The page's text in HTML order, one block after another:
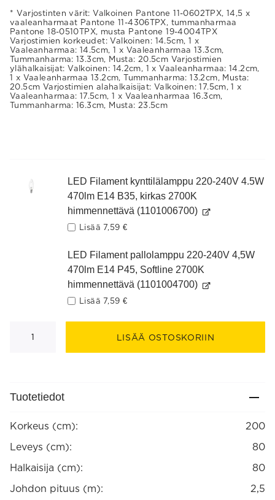
Varjostinten värit: Valkoinen Pantone 11-0602TPX, 14,5 x
vaaleanharmaat Pantone 11-4306TPX, tummanharmaa
Pantone 18-0510TPX, musta Pantone 19-4004TPX
Varjostimien korkeudet: Valkoinen: 14.5cm, 1 x
Vaaleanharmaa: 14.5cm, 1 x Vaaleanharmaa 13.3cm,
Tummanharma: 13.3cm, Musta: 20.5cm Varjostimien
ylähalkaisijat: Valkoinen: 14.2cm, 1 x Vaaleanharmaa: 14.2cm,
1 x Vaaleanharmaa 13.2cm, Tummanharma: 13.2cm, Musta:
20.5cm Varjostimien alahalkaisijat: Valkoinen: 17.5cm, 1 x
Vaaleanharmaa: 17.5cm, 1 x Vaaleanharmaa 16.3cm,
Tummanharma: 16.3cm, Musta: 23.5cm
LED Filament kynttilälamppu 220-240V 4.5W
470lm E14 B35, kirkas 2700K
himmennettävä (1101006700)
Lisää 7,59 €
LED Filament pallolamppu 220-240V 4,5W
470lm E14 P45, Softline 2700K
himmennettävä (1101004700)
Lisää 7,59 €
LISÄÄ OSTOSKORIIN
Tuotetiedot
Korkeus (cm):
200
Leveys (cm):
80
Halkaisija (cm):
80
Johdon pituus (m):
2,5